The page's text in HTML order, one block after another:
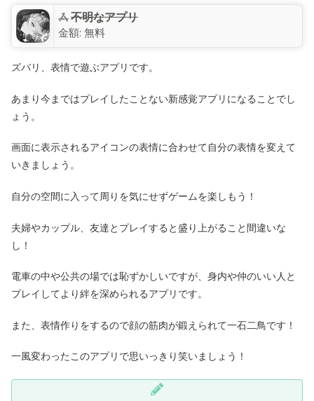
不明なアプリ
金額: 無料
ズバリ、表情で遊ぶアプリです。
あまり今まではプレイしたことない新感覚アプリになることでし
ょう。
画面に表示されるアイコンの表情に合わせて自分の表情を変えて
いきましょう。
自分の空間に入って周りを気にせずゲームを楽しもう！
夫婦やカップル、友達とプレイすると盛り上がること間違いな
し！
電車の中や公共の場では恥ずかしいですが、身内や仲のいい人と
プレイしてより絆を深められるアプリです。
また、表情作りをするので顔の筋肉が鍛えられて一石二鳥です！
一風変わったこのアプリで思いっきり笑いましょう！